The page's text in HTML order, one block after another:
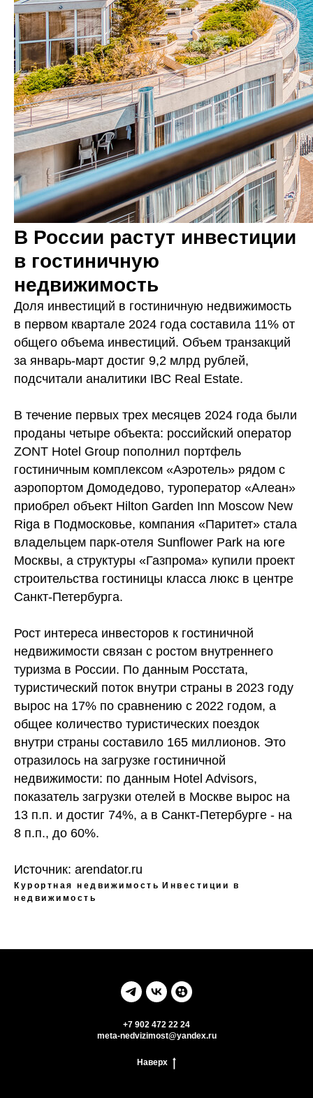
В России растут инвестиции
в гостиничную
недвижимость
Доля инвестиций в гостиничную недвижимость
в первом квартале 2024 года составила 11% от
общего объема инвестиций. Объем транзакций
за январь-март достиг 9,2 млрд рублей,
подсчитали аналитики IBC Real Estate.
В течение первых трех месяцев 2024 года были
проданы четыре объекта: российский оператор
ZONT Hotel Group пополнил портфель
гостиничным комплексом «Аэротель» рядом с
аэропортом Домодедово, туроператор «Алеан»
приобрел объект Hilton Garden Inn Moscow New
Riga в Подмосковье, компания «Паритет» стала
владельцем парк-отеля Sunflower Park на юге
Москвы, а структуры «Газпрома» купили проект
строительства гостиницы класса люкс в центре
Санкт-Петербурга.
Рост интереса инвесторов к гостиничной
недвижимости связан с ростом внутреннего
туризма в России. По данным Росстата,
туристический поток внутри страны в 2023 году
вырос на 17% по сравнению с 2022 годом, а
общее количество туристических поездок
внутри страны составило 165 миллионов. Это
отразилось на загрузке гостиничной
недвижимости: по данным Hotel Advisors,
показатель загрузки отелей в Москве вырос на
13 п.п. и достиг 74%, а в Санкт-Петербурге - на
8 п.п., до 60%.
Источник: arendator.ru
Курортная недвижимость Инвестиции в
недвижимость
+7 902 472 22 24
meta-nedvizimost@yandex.ru
Наверх